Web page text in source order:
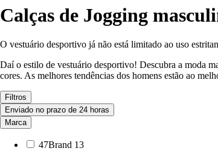
Calças de Jogging
O vestuário desportivo já não está limitado ao uso
Daí o estilo de vestuário desportivo! Descubra a moda
cores. As melhores tendências dos homens estão ao
Filtros
Enviado no prazo de 24 horas
Marca
47Brand 13